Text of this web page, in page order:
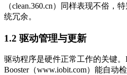
（clean.360.cn）同样表现不俗，
统冗余。
1.2 驱动管理与更新
驱动程序是硬件正常工作的关键。
Booster（www.iobit.com）能自动